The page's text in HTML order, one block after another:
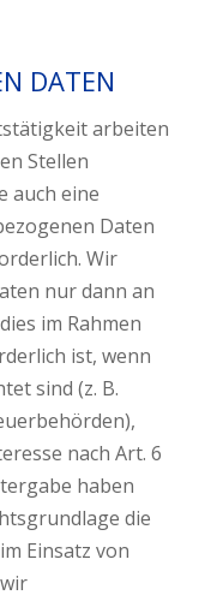
DATEN
arbeiten
Stellen
auch eine
Daten
Wir
nur dann an
im Rahmen
ist, wenn
sind (z. B.
nach Art. 6
haben
die
Einsatz von